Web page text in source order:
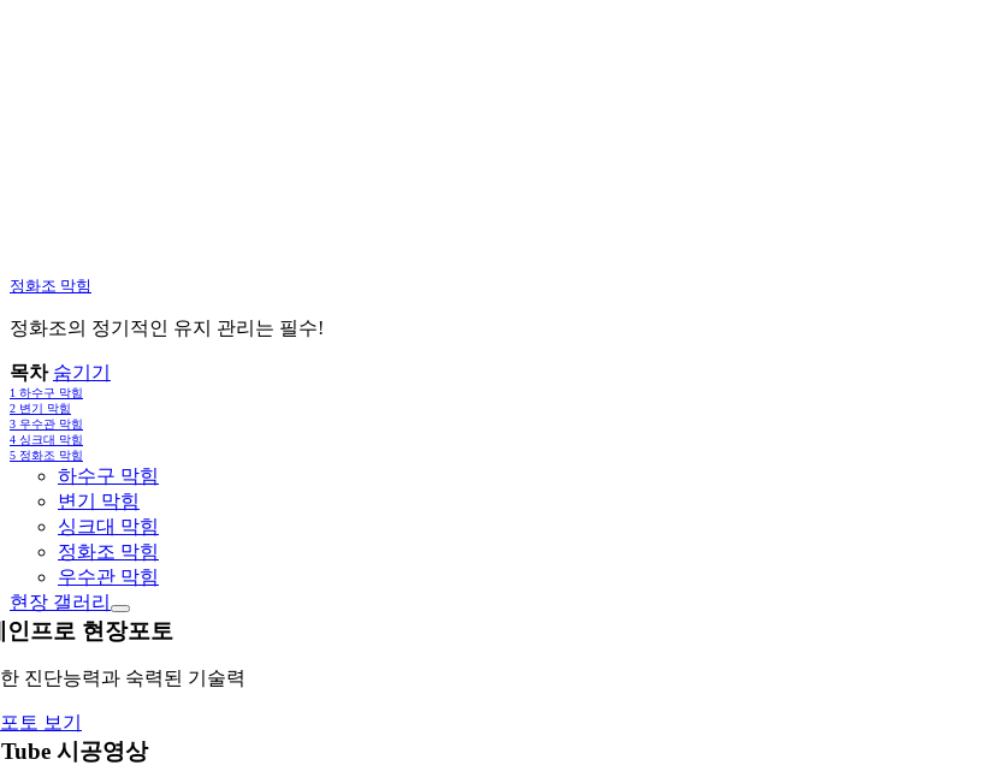
정화조 막힘
정화조의 정기적인 유지 관리는 필수!
목차 숨기기
1 하수구 막힘
2 변기 막힘
3 우수관 막힘
4 싱크대 막힘
5 정화조 막힘
하수구 막힘
변기 막힘
싱크대 막힘
정화조 막힘
우수관 막힘
현장 갤러리
인프로 현장포토
진단능력과 숙력된 기술력
토 보기
시공영상